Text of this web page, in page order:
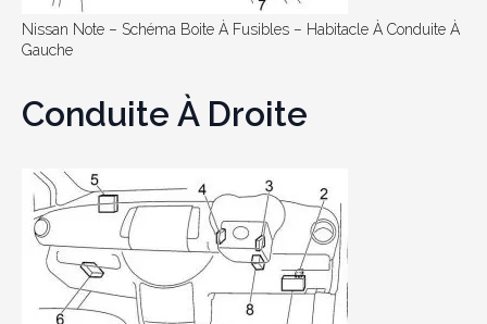
Nissan Note – Schéma Boite À Fusibles – Habitacle À Conduite À
Gauche
Conduite À Droite